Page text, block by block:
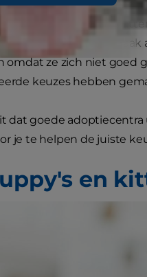
over de hele wereld
dieren in asielen
omdat ze zich niet goed
keuzes hebben
dat goede
je te helpen de juiste
en